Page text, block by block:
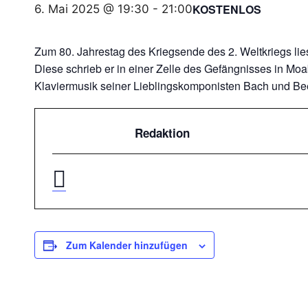
6. Mai 2025 @ 19:30 - 21:00KOSTENLOS
Zum 80. Jahrestag des Kriegsende des 2. Weltkriegs
Diese schrieb er in einer Zelle des Gefängnisses in
Klaviermusik seiner Lieblingskomponisten Bach und
Redaktion
Zum Kalender hinzufügen